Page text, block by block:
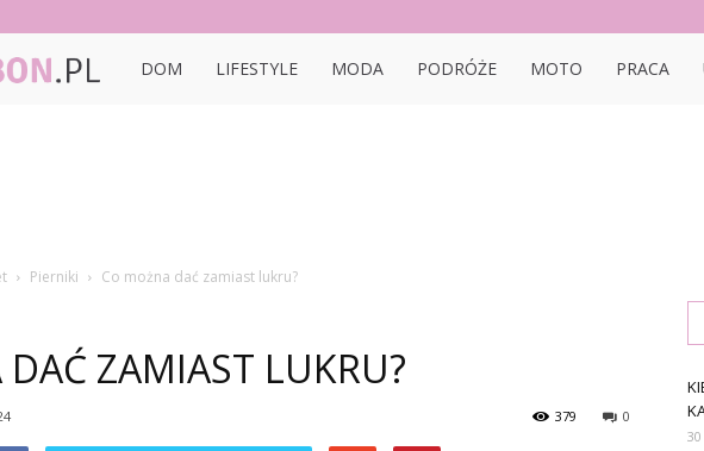
Cinnabon.pl
DOM LIFESTYLE MODA PODRÓŻE MOTO PRACA
Pierniki Co można dać zamiast lukru?
ZAMIAST LUKRU?
0
379